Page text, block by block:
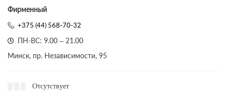
Фирменный
+375 (44) 568-70-32
ПН-ВС: 9.00 – 21.00
Минск, пр. Независимости, 95
Отсутствует